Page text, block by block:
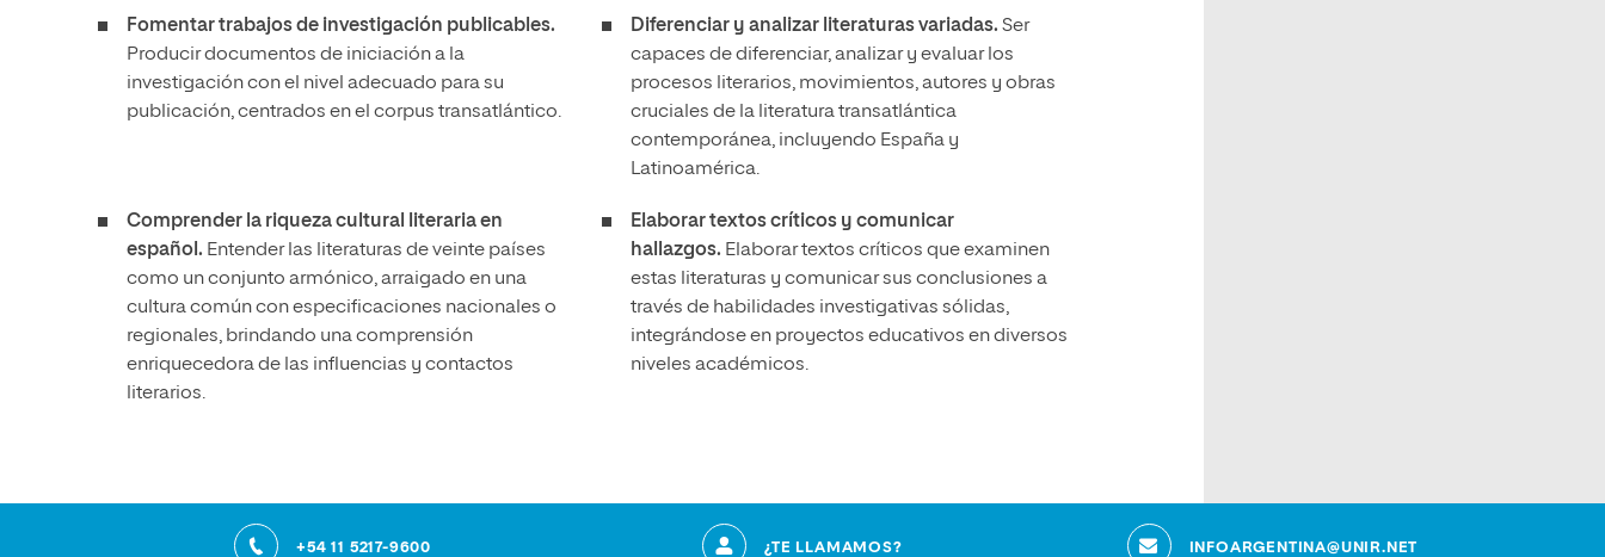
Fomentar trabajos de investigación publicables.
Producir documentos de iniciación a la
investigación con el nivel adecuado para su
publicación, centrados en el corpus transatlántico.
Diferenciar y analizar literaturas variadas. Ser
capaces de diferenciar, analizar y evaluar los
procesos literarios, movimientos, autores y obras
cruciales de la literatura transatlántica
contemporánea, incluyendo España y
Latinoamérica.
Comprender la riqueza cultural literaria en
español. Entender las literaturas de veinte países
como un conjunto armónico, arraigado en una
cultura común con especificaciones nacionales o
regionales, brindando una comprensión
enriquecedora de las influencias y contactos
literarios.
Elaborar textos críticos y comunicar
hallazgos. Elaborar textos críticos que examinen
estas literaturas y comunicar sus conclusiones a
través de habilidades investigativas sólidas,
integrándose en proyectos educativos en diversos
niveles académicos.
+54 11 5217-9600 ¿TE LLAMAMOS? INFOARGENTINA@UNIR.NET